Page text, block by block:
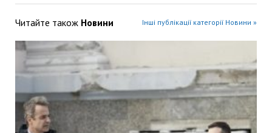
Читайте також Новини Інші публікації категорії Новини »